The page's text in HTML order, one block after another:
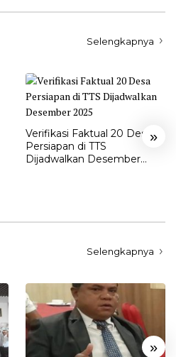
Selengkapnya
»
Verifikasi Faktual 20 Desa
Persiapan di TTS
Dijadwalkan Desember
Selengkapnya
»